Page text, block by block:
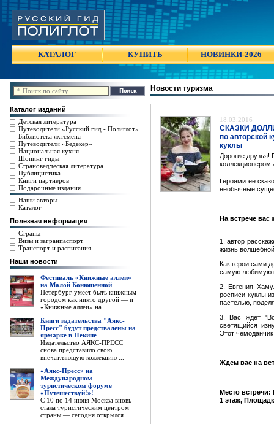
КАТАЛОГ КУПИТЬ НОВИНКИ-2026
Каталог изданий
Детская литература
Путеводители «Русский гид - Полиглот»
Библиотека яхтсмена
Путеводители «Бедекер»
Национальная кухня
Шопинг гиды
Страноведческая литература
Публицистика
Книги партнеров
Подарочные издания
Наши авторы
Каталог
Полезная информация
Страны
Визы и загранпаспорт
Транспорт и расписания
Наши новости
Фестиваль «Книжные аллеи»
на Малой Конюшенной
Петербург умеет быть книжным
городом как никто другой — и
«Книжные аллеи» на ...
Книги издательства "Аякс-
Пресс" будут предствалены на
ярмарке в Пекине
Издательство АЯКС-ПРЕСС
снова представило свою
впечатляющую коллекцию ...
«Аякс-Пресс» на
Международном
туристическом форуме
«Путешествуй!»!
С 10 по 14 июня Москва вновь
стала туристическим центром
страны — сегодня открылся ...
Новости туризма
18.03.2016
СКАЗКИ
по авторской
куклы
Дорогие друзья!
коллекционером
Героями её
необычные
На встрече вас
1. автор
жизнь
Как герои сами
самую любимую
2. Евгения
росписи куклы
пастелью,
3. Вас ждет
светящийся
Этот
Ждем вас на
Место
1 этаж,